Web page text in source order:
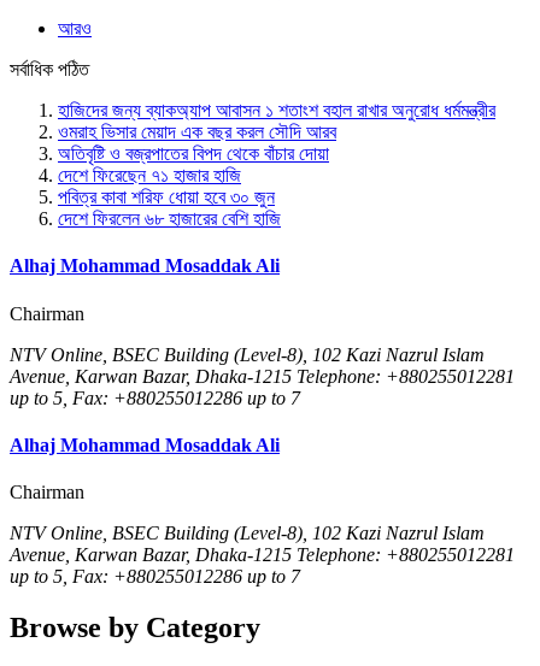
আরও
সর্বাধিক পঠিত
হাজিদের জন্য ব্যাকঅ্যাপ আবাসন ১ শতাংশ বহাল রাখার অনুরোধ ধর্মমন্ত্রীর
ওমরাহ ভিসার মেয়াদ এক বছর করল সৌদি আরব
অতিবৃষ্টি ও বজ্রপাতের বিপদ থেকে বাঁচার দোয়া
দেশে ফিরেছেন ৭১ হাজার হাজি
পবিত্র কাবা শরিফ ধোয়া হবে ৩০ জুন
দেশে ফিরলেন ৬৮ হাজারের বেশি হাজি
Alhaj Mohammad Mosaddak Ali
Chairman
NTV Online, BSEC Building (Level-8), 102 Kazi Nazrul Islam
Avenue, Karwan Bazar, Dhaka-1215 Telephone: +880255012281
up to 5, Fax: +880255012286 up to 7
Alhaj Mohammad Mosaddak Ali
Chairman
NTV Online, BSEC Building (Level-8), 102 Kazi Nazrul Islam
Avenue, Karwan Bazar, Dhaka-1215 Telephone: +880255012281
up to 5, Fax: +880255012286 up to 7
Browse by Category